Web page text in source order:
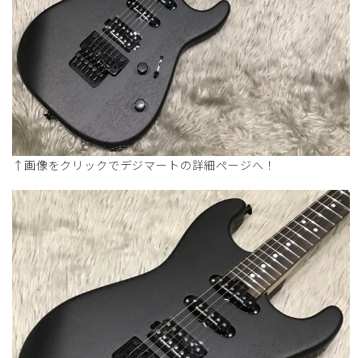
↑画像をクリックでデジマートの詳細ページへ！